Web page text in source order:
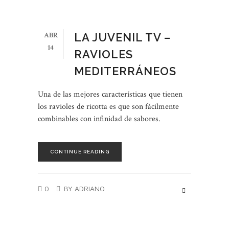
ABR
14
LA JUVENIL TV –
RAVIOLES
MEDITERRÁNEOS
Una de las mejores características que tienen
los ravioles de ricotta es que son fácilmente
combinables con infinidad de sabores.
CONTINUE READING
0 BY ADRIANO